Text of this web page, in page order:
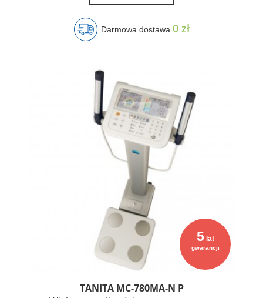
Darmowa dostawa 0 zł
5 lat
gwarancji
TANITA MC-780MA-N P